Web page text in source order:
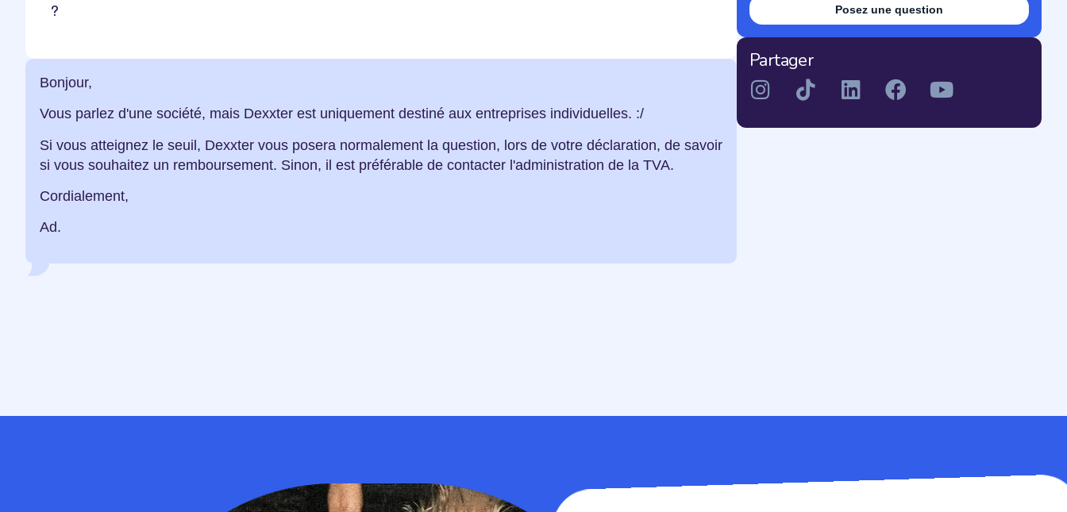
?
Bonjour,
Vous parlez d'une société, mais Dexxter est uniquement destiné aux entreprises individuelles. :/
Si vous atteignez le seuil, Dexxter vous posera normalement la question, lors de votre déclaration, de savoir
si vous souhaitez un remboursement. Sinon, il est préférable de contacter l'administration de la TVA.
Cordialement,
Ad.
Posez une question
Partager